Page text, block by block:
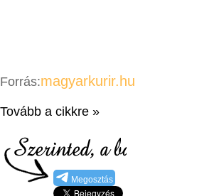
Forrás:magyarkurir.hu
Tovább a cikkre »
Megosztás